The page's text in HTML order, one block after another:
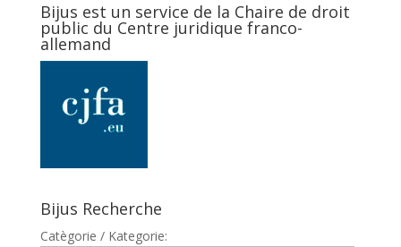
Bijus est un service de la Chaire de droit
public du Centre juridique franco-
allemand
Bijus Recherche
Catègorie / Kategorie: